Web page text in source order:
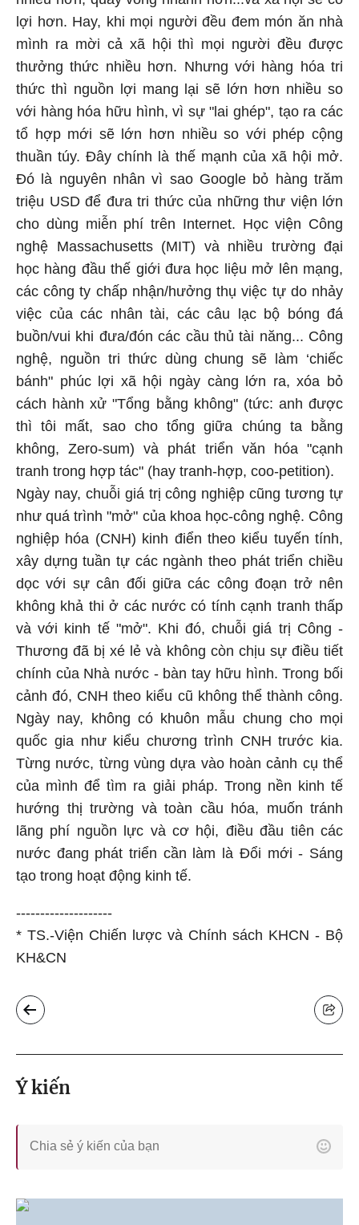
lợi hơn. Hay, khi mọi người đều đem món ăn nhà
mình ra mời cả xã hội thì mọi người đều được
thưởng thức nhiều hơn. Nhưng với hàng hóa tri
thức thì nguồn lợi mang lại sẽ lớn hơn nhiều so
với hàng hóa hữu hình, vì sự "lai ghép", tạo ra các
tổ hợp mới sẽ lớn hơn nhiều so với phép cộng
thuần túy. Đây chính là thế mạnh của xã hội mở.
Đó là nguyên nhân vì sao Google bỏ hàng trăm
triệu USD để đưa tri thức của những thư viện lớn
cho dùng miễn phí trên Internet. Học viện Công
nghệ Massachusetts (MIT) và nhiều trường đại
học hàng đầu thế giới đưa học liệu mở lên mạng,
các công ty chấp nhận/hưởng thụ việc tự do nhảy
việc của các nhân tài, các câu lạc bộ bóng đá
buồn/vui khi đưa/đón các cầu thủ tài năng... Công
nghệ, nguồn tri thức dùng chung sẽ làm ‘chiếc
bánh" phúc lợi xã hội ngày càng lớn ra, xóa bỏ
cách hành xử "Tổng bằng không" (tức: anh được
thì tôi mất, sao cho tổng giữa chúng ta bằng
không, Zero-sum) và phát triển văn hóa "cạnh
tranh trong hợp tác" (hay tranh-hợp, coo-petition).
Ngày nay, chuỗi giá trị công nghiệp cũng tương tự
như quá trình "mở" của khoa học-công nghệ. Công
nghiệp hóa (CNH) kinh điển theo kiểu tuyến tính,
xây dựng tuần tự các ngành theo phát triển chiều
dọc với sự cân đối giữa các công đoạn trở nên
không khả thi ở các nước có tính cạnh tranh thấp
và với kinh tế "mở". Khi đó, chuỗi giá trị Công -
Thương đã bị xé lẻ và không còn chịu sự điều tiết
chính của Nhà nước - bàn tay hữu hình. Trong bối
cảnh đó, CNH theo kiểu cũ không thể thành công.
Ngày nay, không có khuôn mẫu chung cho mọi
quốc gia như kiểu chương trình CNH trước kia.
Từng nước, từng vùng dựa vào hoàn cảnh cụ thể
của mình để tìm ra giải pháp. Trong nền kinh tế
hướng thị trường và toàn cầu hóa, muốn tránh
lãng phí nguồn lực và cơ hội, điều đầu tiên các
nước đang phát triển cần làm là Đổi mới - Sáng
tạo trong hoạt động kinh tế.
--------------------
* TS.-Viện Chiến lược và Chính sách KHCN - Bộ
KH&CN
Ý kiến